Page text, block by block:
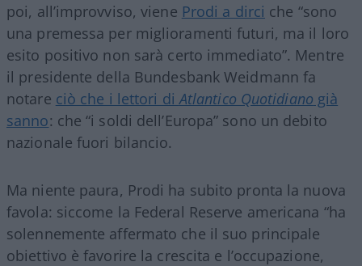
poi, all’improvviso, viene Prodi a dirci che “sono
una premessa per miglioramenti futuri, ma il loro
esito positivo non sarà certo immediato”. Mentre
il presidente della Bundesbank Weidmann fa
notare ciò che i lettori di Atlantico Quotidiano già
sanno: che “i soldi dell’Europa” sono un debito
nazionale fuori bilancio.
Ma niente paura, Prodi ha subito pronta la nuova
favola: siccome la Federal Reserve americana “ha
solennemente affermato che il suo principale
obiettivo è favorire la crescita e l’occupazione,